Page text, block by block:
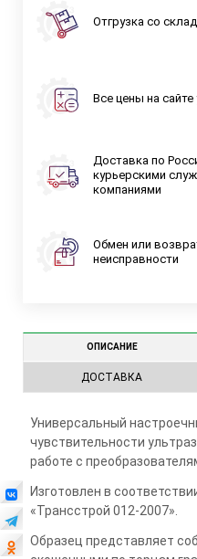
Отгрузка со
Все цены на
Доставка по
курьерскими
компаниями
Обмен или
неисправности
ОПИСАНИЕ
ДОСТАВКА
Универсальный
чувствительности
работе с
Изготовлен в
«Трансстрой 012-2007».
Образец представляет